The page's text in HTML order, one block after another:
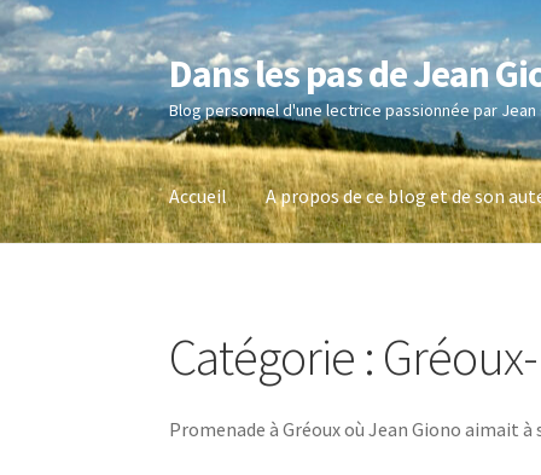
Aller
à
la
navigation
Aller
au
contenu
Dans les pas de Jean
Blog personnel d'une lectrice passionnée par
Accueil A propos de ce blog et de son
Catégorie :
Promenade à Gréoux où Jean Giono aimait à